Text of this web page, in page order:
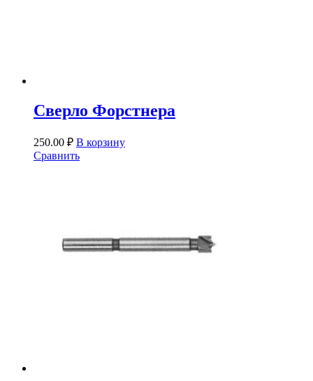
Сверло Форстнера
250.00 ₽ В корзину
Сравнить